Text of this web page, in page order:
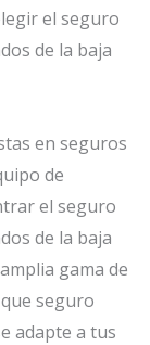
el seguro
de la baja
en seguros
de
el seguro
de la baja
gama de
seguro
adapte a tus